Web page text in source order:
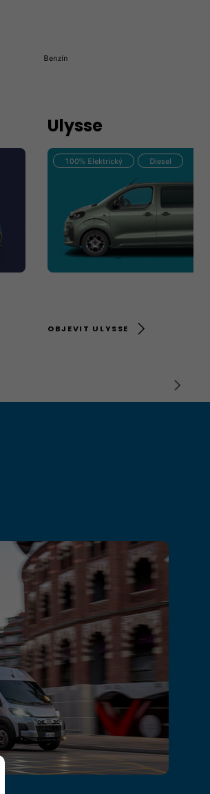
Benzín
Ulysse
100% Elektrický Diesel
OBJEVIT ULYSSE